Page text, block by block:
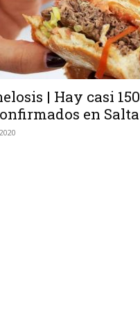
| Hay casi 150
en Salta